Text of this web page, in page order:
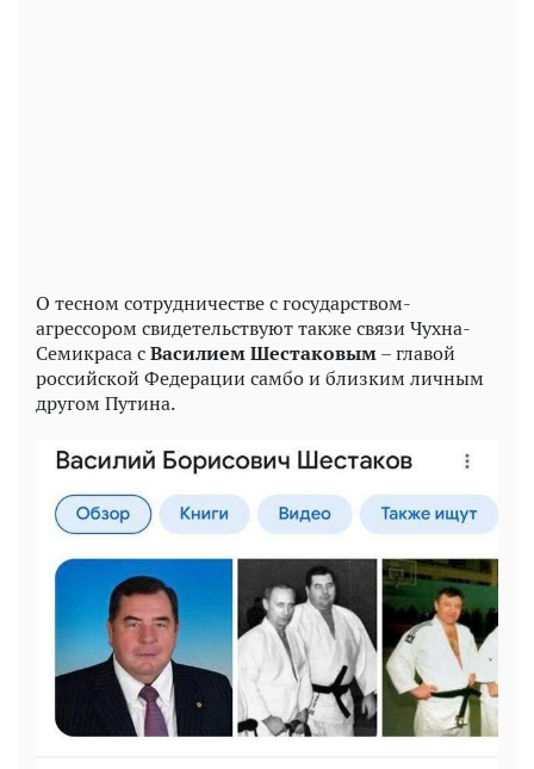
О тесном сотрудничестве с государством-
агрессором свидетельствуют также связи Чухна-
Семикраса сВасилием Шестаковым– главой
российской Федерации самбо и близким личным
другом Путина.